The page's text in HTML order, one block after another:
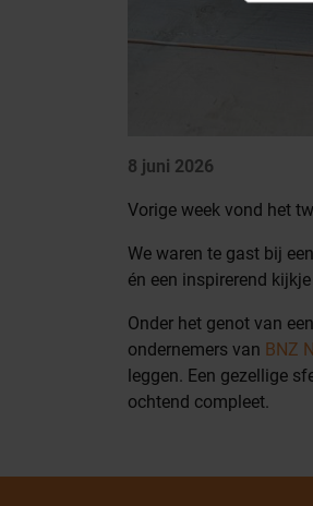
8 juni 2026
Vorige week vond het
We waren te gast bij
én een inspirerend
Onder het genot van
ondernemers van BNZ
leggen. Een gezellige
ochtend compleet.